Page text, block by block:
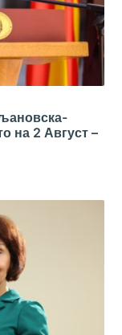
на 2 Август –